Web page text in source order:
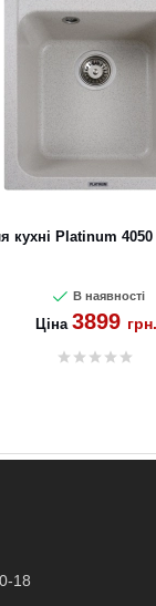
кухні Platinum
В наявності
Ціна 3899 грн.
18